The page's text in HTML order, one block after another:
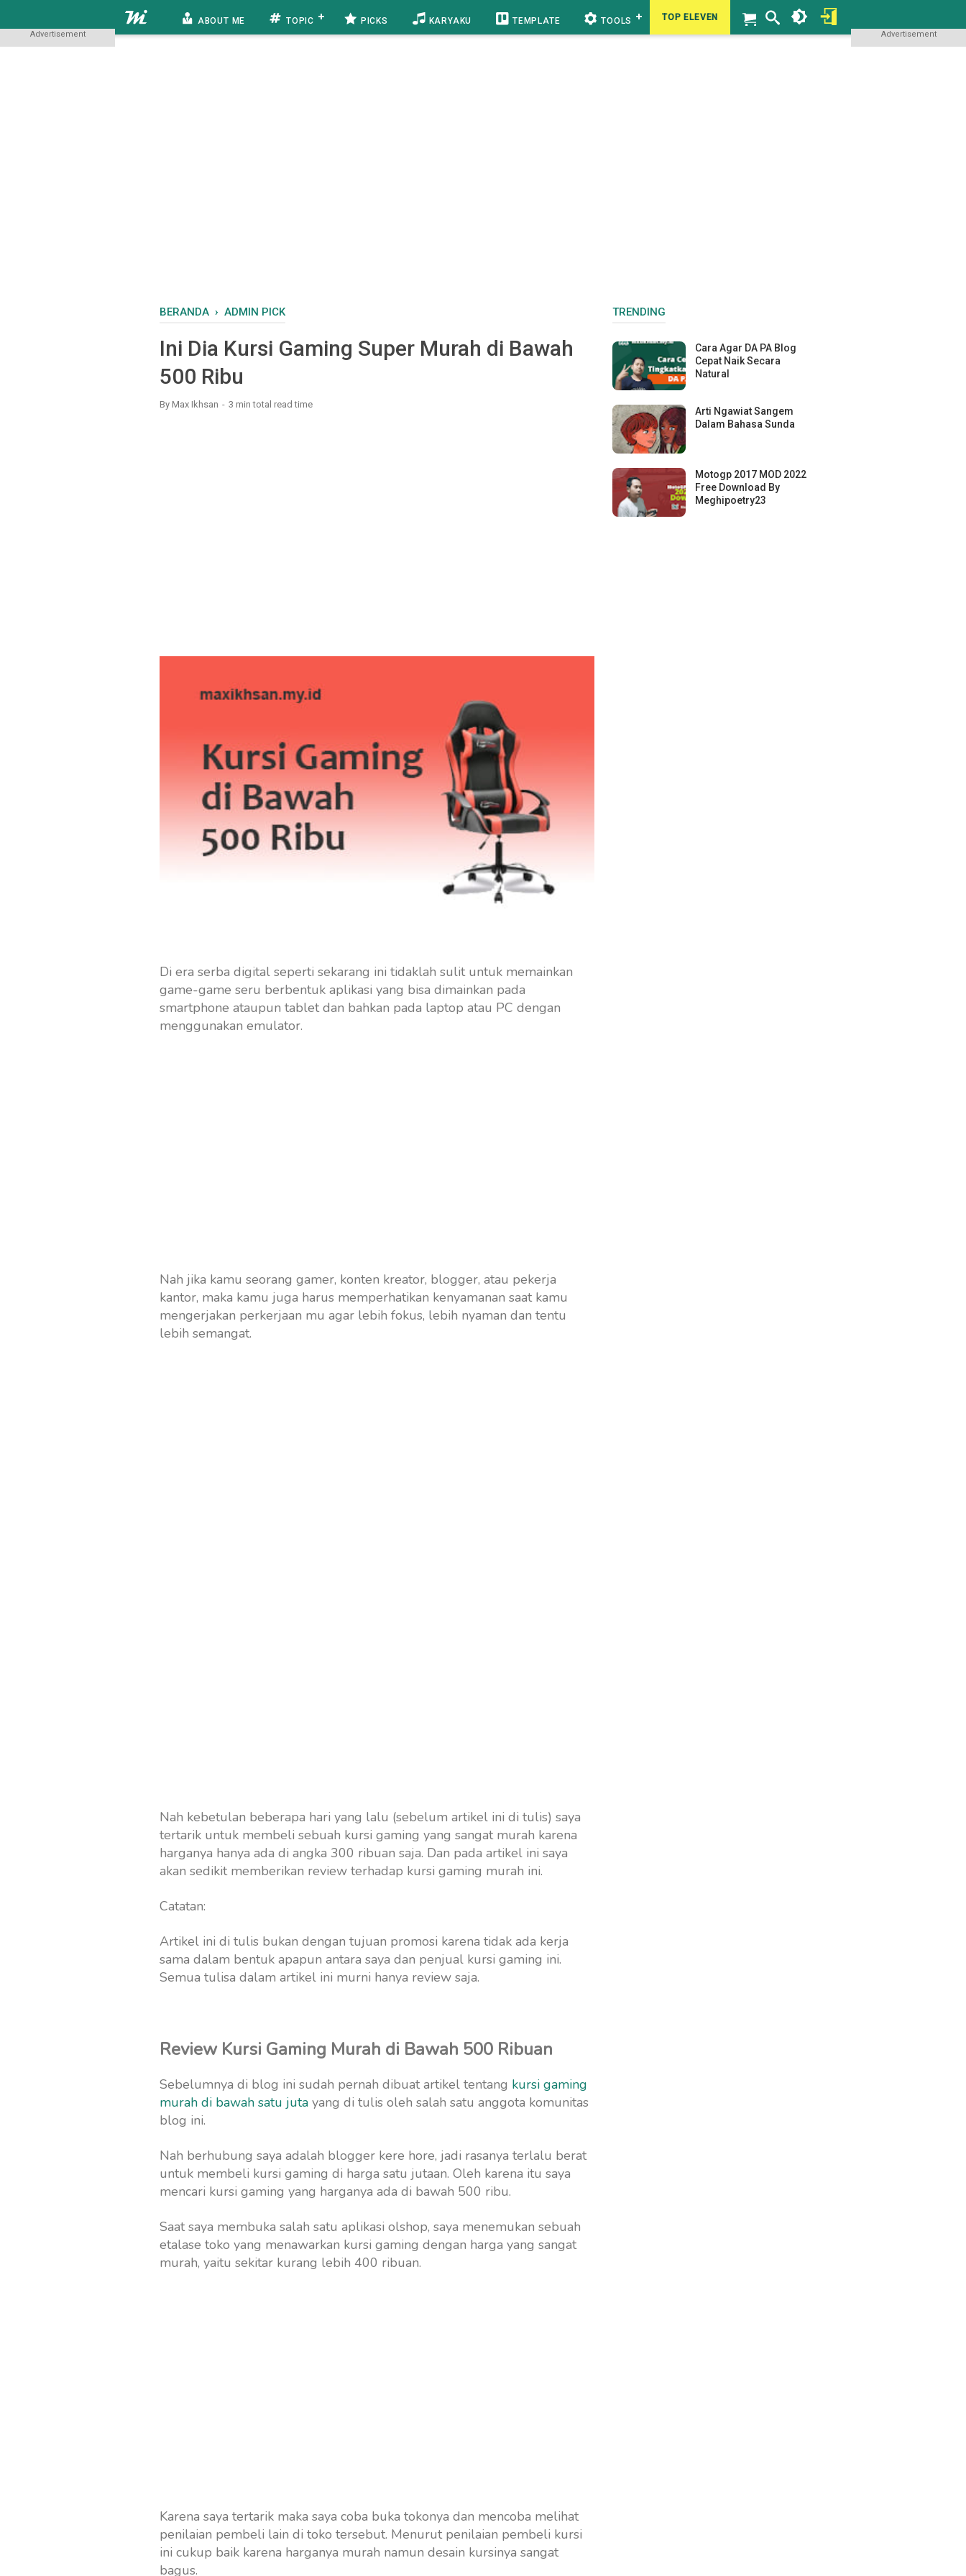
ABOUT ME TOPIC PICKS KARYAKU TEMPLATE TOOLS TOP ELEVEN
BERANDA › ADMIN PICK
Advertisement Advertisement
Ini Dia Kursi Gaming Super Murah di Bawah
500 Ribu
By Max Ikhsan 3 min total read time
Di era serba digital seperti sekarang ini tidaklah sulit untuk memainkan
game-game seru berbentuk aplikasi yang bisa dimainkan pada
smartphone ataupun tablet dan bahkan pada laptop atau PC dengan
menggunakan emulator.
Nah jika kamu seorang gamer, konten kreator, blogger, atau pekerja
kantor, maka kamu juga harus memperhatikan kenyamanan saat kamu
mengerjakan perkerjaan mu agar lebih fokus, lebih nyaman dan tentu
lebih semangat.
Nah kebetulan beberapa hari yang lalu (sebelum artikel ini di tulis) saya
tertarik untuk membeli sebuah kursi gaming yang sangat murah karena
harganya hanya ada di angka 300 ribuan saja. Dan pada artikel ini saya
akan sedikit memberikan review terhadap kursi gaming murah ini.
Catatan:
Artikel ini di tulis bukan dengan tujuan promosi karena tidak ada kerja
sama dalam bentuk apapun antara saya dan penjual kursi gaming ini.
Semua tulisa dalam artikel ini murni hanya review saja.
Review Kursi Gaming Murah di Bawah 500 Ribuan
Sebelumnya di blog ini sudah pernah dibuat artikel tentang kursi gaming
murah di bawah satu juta yang di tulis oleh salah satu anggota komunitas
blog ini.
Nah berhubung saya adalah blogger kere hore, jadi rasanya terlalu berat
untuk membeli kursi gaming di harga satu jutaan. Oleh karena itu saya
mencari kursi gaming yang harganya ada di bawah 500 ribu.
Saat saya membuka salah satu aplikasi olshop, saya menemukan sebuah
etalase toko yang menawarkan kursi gaming dengan harga yang sangat
murah, yaitu sekitar kurang lebih 400 ribuan.
Karena saya tertarik maka saya coba buka tokonya dan mencoba melihat
penilaian pembeli lain di toko tersebut. Menurut penilaian pembeli kursi
ini cukup baik karena harganya murah namun desain kursinya sangat
bagus.
TRENDING
Cara Agar DA PA Blog
Cepat Naik Secara
Natural
Arti Ngawiat Sangem
Dalam Bahasa Sunda
Motogp 2017 MOD 2022
Free Download By
Meghipoetry23